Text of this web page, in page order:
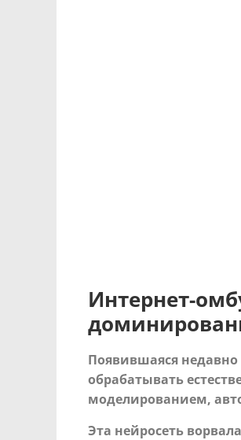
Интернет-
Появившаяся недавно
обрабатывать
моделированием,
Эта нейросеть